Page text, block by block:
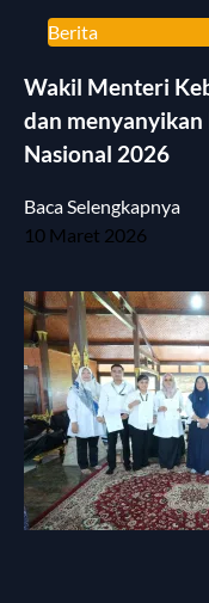
Berita
Wakil Menteri
dan
Nasional 2026
Baca Selengkapnya
10 Maret 2026